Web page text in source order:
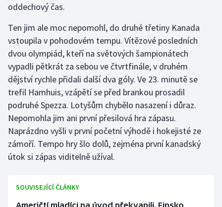
Veslování
Vodní slalom
Volejbal
Ostatní
oddechový čas.
Ten jim ale moc nepomohl, do druhé třetiny Kanada
vstoupila v pohodovém tempu. Vítězové posledních
dvou olympiád, kteří na světových šampionátech
vypadli pětkrát za sebou ve čtvrtfinále, v druhém
dějství rychle přidali další dva góly. Ve 23. minutě se
trefil Hamhuis, vzápětí se před brankou prosadil
podruhé Spezza. Lotyšům chybělo nasazení i důraz.
Nepomohla jim ani první přesilová hra zápasu.
Naprázdno vyšli v první početní výhodě i hokejisté ze
zámoří. Tempo hry šlo dolů, zejména první kanadský
útok si zápas viditelně užíval.
SOUVISEJÍCÍ ČLÁNKY
Američtí mladíci na úvod překvapili. Finsko